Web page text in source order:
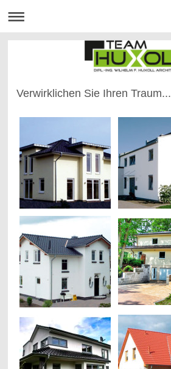
Verwirklichen Sie Ihren Traum...